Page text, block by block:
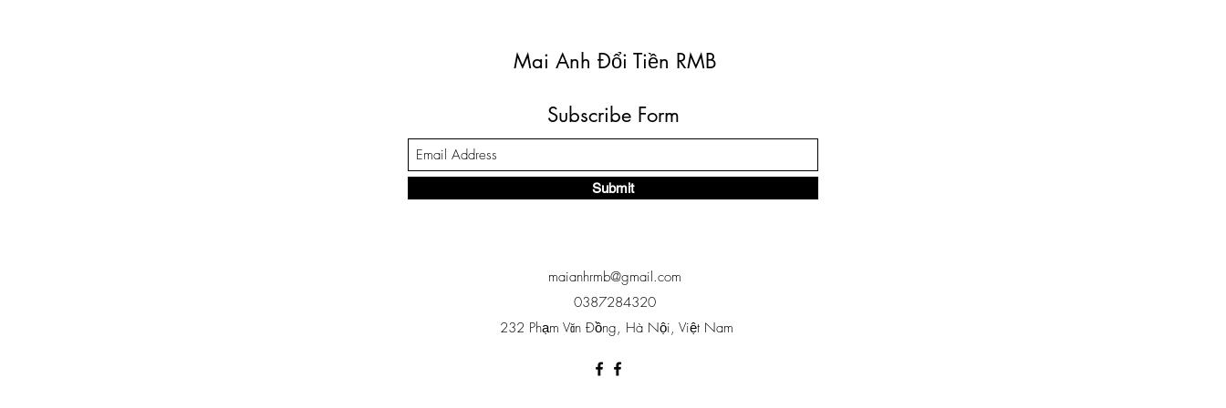
Mai Anh Đổi Tiền RMB
Subscribe Form
Submit
maianhrmb@gmail.com
0387284320
232 Phạm Văn Đồng, Hà Nội, Việt Nam